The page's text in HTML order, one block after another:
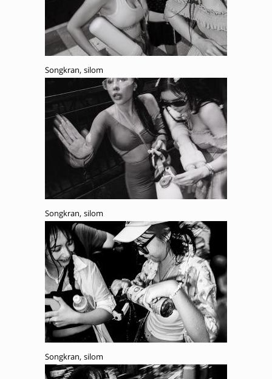
Songkran, silom
Songkran, silom
Songkran, silom